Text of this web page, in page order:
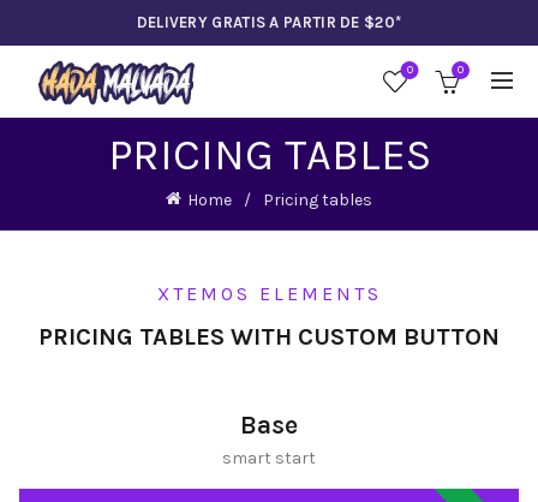
DELIVERY GRATIS A PARTIR DE $20*
0 0
PRICING TABLES
Home Pricing tables
XTEMOS ELEMENTS
PRICING TABLES WITH CUSTOM BUTTON
Base
smart start